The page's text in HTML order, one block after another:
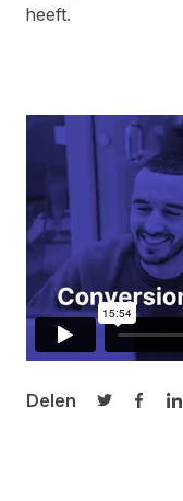
heeft.
Delen
Delen op